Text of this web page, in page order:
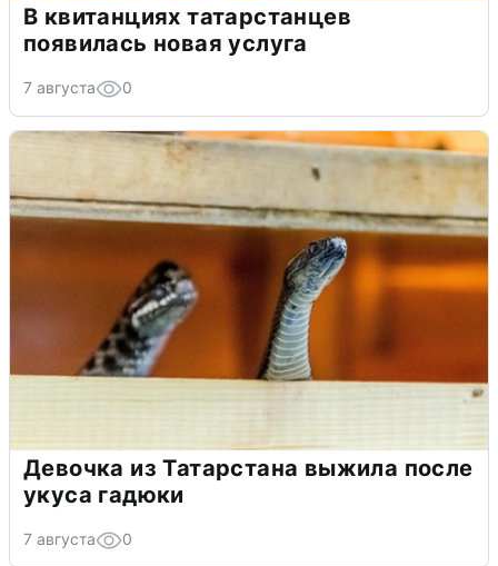
В квитанциях татарстанцев
появилась новая услуга
7 августа 0
Девочка из Татарстана выжила после
укуса гадюки
7 августа 0